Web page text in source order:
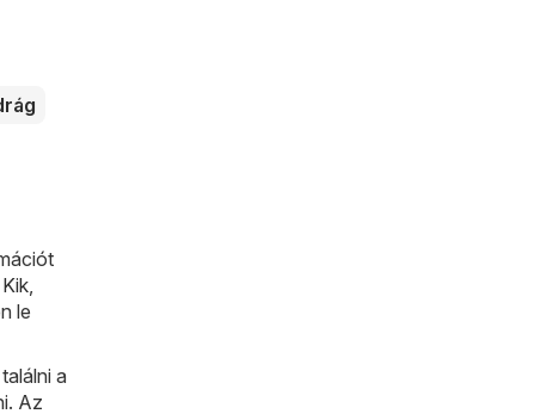
Kik
le
a
Az